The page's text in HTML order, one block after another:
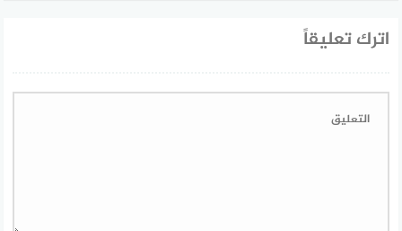
اترك تعليقاً